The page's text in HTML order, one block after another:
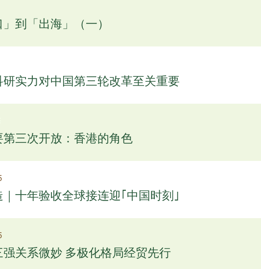
到「出海」（一）
实力对中国第三轮改革至关重要
第三次开放：香港的角色
十年验收全球接连迎｢中国时刻｣
强关系微妙 多极化格局经贸先行